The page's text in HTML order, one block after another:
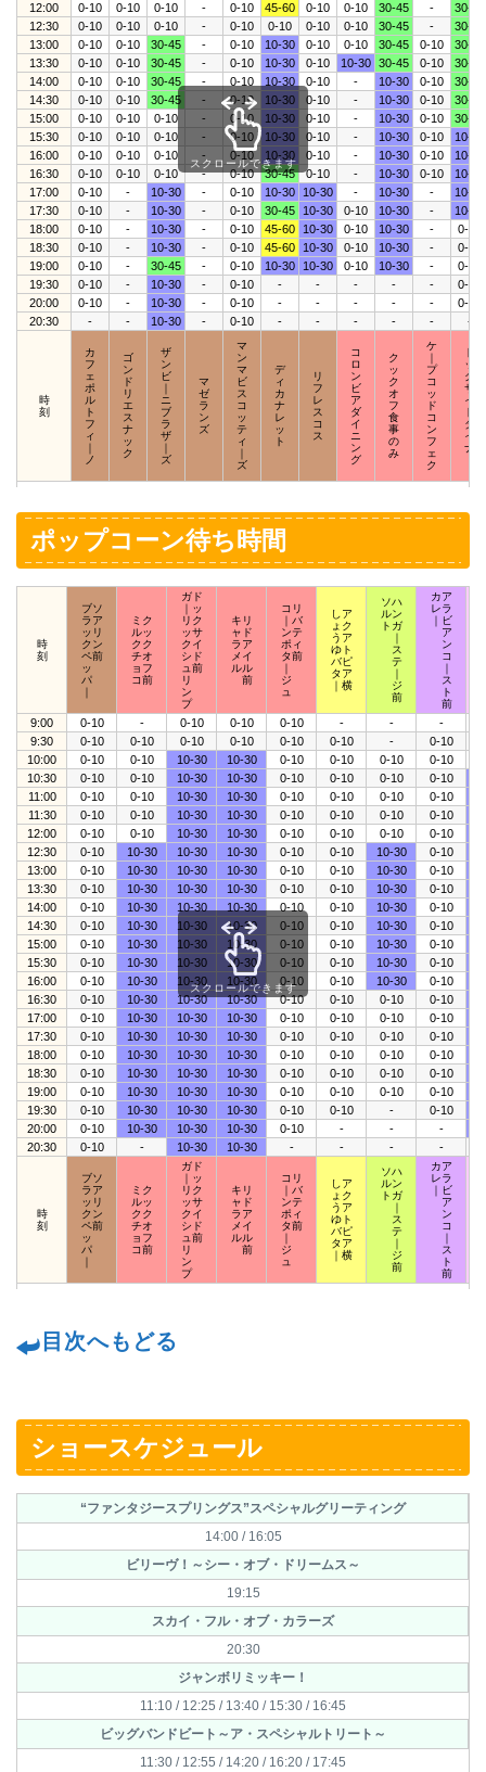
12:00
0-10 0-10 0-10 - 0-10 45-60 0-10 0-10 30-45 -
30-45
12:30
0-10 0-10 0-10 - 0-10 0-10 0-10 0-10 30-45 -
30-45
13:00
0-10 0-10 30-45 - 0-10 10-30 0-10 0-10 30-45 0-10
30-45
13:30
0-10 0-10 30-45 - 0-10 10-30 0-10 10-30 30-45 0-10
30-45
14:00
0-10 0-10 30-45 - 0-10 10-30 0-10 - 10-30 0-10
30-45
14:30
0-10 0-10 30-45 - 0-10 10-30 0-10 - 10-30 0-10
30-45
15:00
0-10 0-10 0-10 - 0-10 10-30 0-10 - 10-30 0-10
30-45
15:30
0-10 0-10 0-10 - 0-10 10-30 0-10 - 10-30 0-10
10-30
16:00
0-10 0-10 0-10 - 0-10 10-30 0-10 - 10-30 0-10
10-30
16:30
0-10 0-10 0-10 - 0-10 30-45 0-10 - 10-30 0-10
10-30
17:00
0-10 - 10-30 - 0-10 10-30 10-30 - 10-30 -
10-30
17:30
0-10 - 10-30 - 0-10 30-45 10-30 0-10 10-30 -
10-30
18:00
0-10 - 10-30 - 0-10 45-60 10-30 0-10 10-30 -
0-10
18:30
0-10 - 10-30 - 0-10 45-60 10-30 0-10 10-30 -
0-10
19:00
0-10 - 30-45 - 0-10 10-30 10-30 0-10 10-30 -
0-10
19:30
0-10 - 10-30 - 0-10 - - - - -
0-10
20:00
0-10 - 10-30 - 0-10 - - - - -
0-10
20:30
- - 10-30 - 0-10 - - - - - -
時
刻
カ
フ
ェ
ポ
ル
ト
フ
ィ
ノ
ゴ
ン
ド
リ
エ
ス
ナ
ッ
ク
ザ
ン
ビ
ニ
ブ
ラ
ザ
ズ
マ
ゼ
ラ
ン
ズ
マ
ン
マ
ビ
ス
コ
ッ
テ
ィ
ズ
デ
ィ
カ
ナ
レ
ッ
ト
リ
フ
レ
ス
コ
ス
コ
ロ
ン
ビ
ア
ダ
イ
ニ
ン
グ
ク
ッ
ク
オ
フ
食
事
の
み
ケ
プ
コ
ッ
ド
コ
ン
フ
ェ
ク
ッ
ク
サ
イ
ダ
イ
ナ
スクロールできます
ポップコーン待ち時間
時
刻
ブソ
ラア
ッリ
クン
ペ前
ッ
パ
｜
ミク
ルッ
クク
チオ
ョフ
コ前
ガド
｜ッ
リク
ッサ
クイ
シド
ュ前
リ
ン
プ
キリ
ャド
ラア
メイ
ルル
前
コリ
｜バ
ンテ
ポィ
タ前
｜
ジ
ュ
しア
ょク
うア
ゆト
バピ
タア
｜横
ソハ
ルン
トガ
｜
ス
テ
｜
ジ
前
カア
レラ
｜ビ
ア
ン
コ
｜
ス
ト
前
9:00 0-10 - 0-10 0-10 0-10 - - -
9:30
0-10 0-10 0-10 0-10 0-10 0-10 - 0-10
10:00
0-10 0-10 10-30 10-30 0-10 0-10 0-10 0-10
10:30
0-10 0-10 10-30 10-30 0-10 0-10 0-10 0-10
11:00
0-10 0-10 10-30 10-30 0-10 0-10 0-10 0-10
11:30
0-10 0-10 10-30 10-30 0-10 0-10 0-10 0-10
12:00
0-10 0-10 10-30 10-30 0-10 0-10 0-10 0-10
12:30
0-10 10-30 10-30 10-30 0-10 0-10 10-30 0-10
13:00
0-10 10-30 10-30 10-30 0-10 0-10 10-30 0-10
13:30
0-10 10-30 10-30 10-30 0-10 0-10 10-30 0-10
14:00
0-10 10-30 10-30 10-30 0-10 0-10 10-30 0-10
14:30
0-10 10-30 10-30 10-30 0-10 0-10 10-30 0-10
15:00
0-10 10-30 10-30 10-30 0-10 0-10 10-30 0-10
15:30
0-10 10-30 10-30 10-30 0-10 0-10 10-30 0-10
16:00
0-10 10-30 10-30 10-30 0-10 0-10 10-30 0-10
16:30
0-10 10-30 10-30 10-30 0-10 0-10 0-10 0-10
17:00
0-10 10-30 10-30 10-30 0-10 0-10 0-10 0-10
17:30
0-10 10-30 10-30 10-30 0-10 0-10 0-10 0-10
18:00
0-10 10-30 10-30 10-30 0-10 0-10 0-10 0-10
18:30
0-10 10-30 10-30 10-30 0-10 0-10 0-10 0-10
19:00
0-10 10-30 10-30 10-30 0-10 0-10 0-10 0-10
19:30
0-10 10-30 10-30 10-30 0-10 0-10 - 0-10
20:00
0-10 10-30 10-30 10-30 0-10 - - -
20:30
0-10 - 10-30 10-30 - - - -
時
刻
ブソ
ラア
ッリ
クン
ペ前
ッ
パ
｜
ミク
ルッ
クク
チオ
ョフ
コ前
ガド
｜ッ
リク
ッサ
クイ
シド
ュ前
リ
ン
プ
キリ
ャド
ラア
メイ
ルル
前
コリ
｜バ
ンテ
ポィ
タ前
｜
ジ
ュ
しア
ょク
うア
ゆト
バピ
タア
｜横
ソハ
ルン
トガ
｜
ス
テ
｜
ジ
前
カア
レラ
｜ビ
ア
ン
コ
｜
ス
ト
前
スクロールできます
目次へもどる
ショースケジュール
“ファンタジースプリングス”スペシャルグリーティング
14:00 / 16:05
ビリーヴ！～シー・オブ・ドリームス～
19:15
スカイ・フル・オブ・カラーズ
20:30
ジャンボリミッキー！
11:10 / 12:25 / 13:40 / 15:30 / 16:45
ビッグバンドビート～ア・スペシャルトリート～
11:30 / 12:55 / 14:20 / 16:20 / 17:45